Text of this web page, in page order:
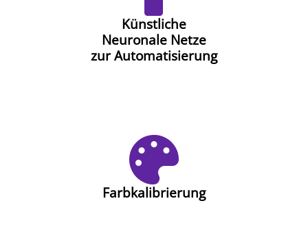
Künstliche
Neuronale Netze
zur Automatisierung
Farbkalibrierung